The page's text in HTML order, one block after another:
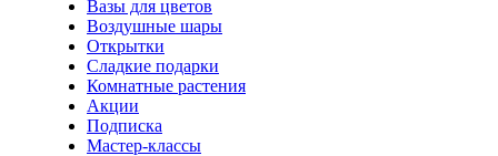
Вазы для цветов
Воздушные шары
Открытки
Сладкие подарки
Комнатные растения
Акции
Подписка
Мастер-классы